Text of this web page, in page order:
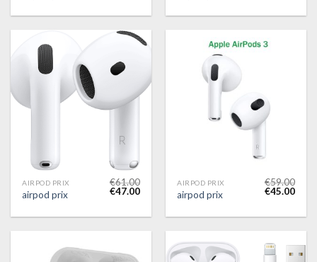
AIRPOD PRIX
airpod prix
€61.00
€47.00
AIRPOD PRIX
airpod prix
€59.00
€45.00